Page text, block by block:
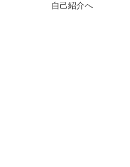
自己紹介へ